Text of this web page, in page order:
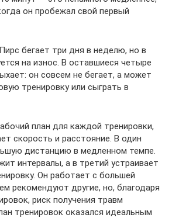
он пробежал свой первый
бегает три дня в неделю, но в
на износ. В оставшиеся четыре
он совсем не бегает, а может
тренировку или сыграть в
план для каждой тренировки,
скорость и расстояние. В один
дистанцию в медленном темпе.
интервалы, а в третий устраивает
Он работает с большей
рекомендуют другие, но, благодаря
риск получения травм
тренировок оказался идеальным